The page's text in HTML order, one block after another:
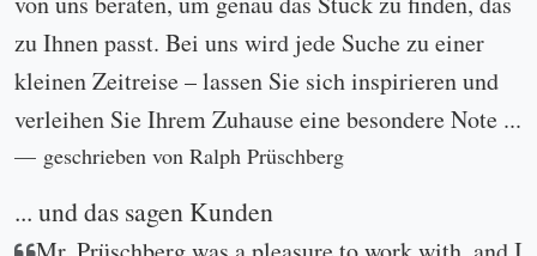
zu Ihnen passt. Bei uns wird jede Suche zu einer
kleinen Zeitreise – lassen Sie sich inspirieren und
verleihen Sie Ihrem Zuhause eine besondere Note ...
geschrieben von Ralph Prüschberg
... und das sagen Kunden